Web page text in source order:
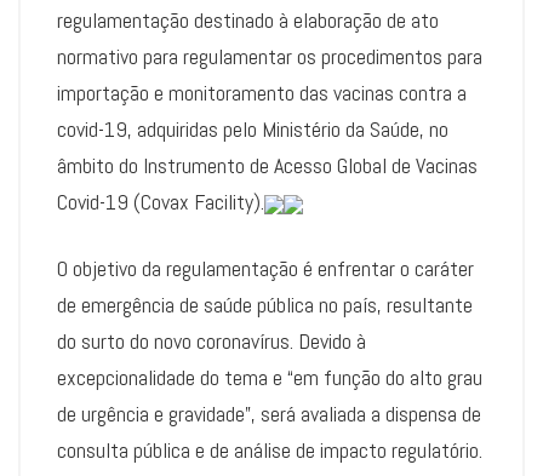
regulamentação destinado à elaboração de ato
normativo para regulamentar os procedimentos para
importação e monitoramento das vacinas contra a
covid-19, adquiridas pelo Ministério da Saúde, no
âmbito do Instrumento de Acesso Global de Vacinas
Covid-19 (Covax Facility).
O objetivo da regulamentação é enfrentar o caráter
de emergência de saúde pública no país, resultante
do surto do novo coronavírus. Devido à
excepcionalidade do tema e “em função do alto grau
de urgência e gravidade”, será avaliada a dispensa de
consulta pública e de análise de impacto regulatório.